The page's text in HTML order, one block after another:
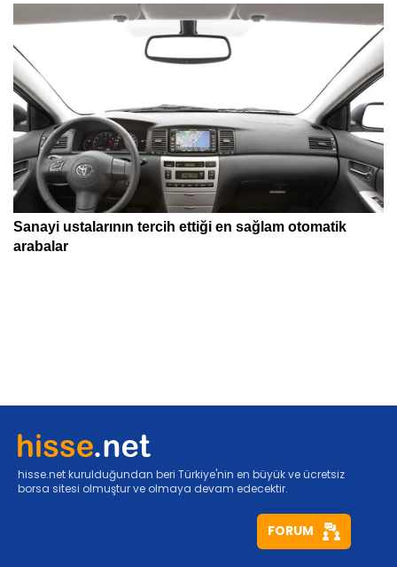
hisse.net kurulduğundan beri Türkiye'nin en büyük ve ücretsiz
borsa sitesi olmuştur ve olmaya devam edecektir.
FORUM